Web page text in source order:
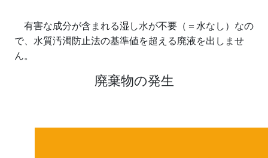
有害な成分が含まれる湿し水が不要（＝水なし）なの
で、水質汚濁防止法の基準値を超える廃液を出しませ
ん。
廃棄物の発生